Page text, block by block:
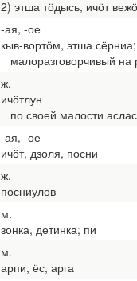
2) этша тӧдысь, ичӧт
-ая, -ое
кыв-вортӧм, этша
малоразговорчивый
ж.
ичӧтлун
по своей малости
-ая, -ое
ичӧт, дзоля, посни
ж.
посниулов
м.
зонка, детинка; пи
м.
арпи, ёс, арга